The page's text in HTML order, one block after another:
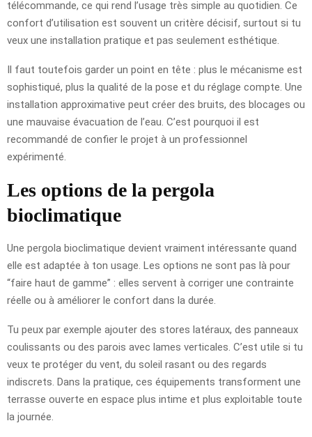
télécommande, ce qui rend l’usage très simple au quotidien. Ce
confort d’utilisation est souvent un critère décisif, surtout si tu
veux une installation pratique et pas seulement esthétique.
Il faut toutefois garder un point en tête : plus le mécanisme est
sophistiqué, plus la qualité de la pose et du réglage compte. Une
installation approximative peut créer des bruits, des blocages ou
une mauvaise évacuation de l’eau. C’est pourquoi il est
recommandé de confier le projet à un professionnel
expérimenté.
Les options de la pergola
bioclimatique
Une pergola bioclimatique devient vraiment intéressante quand
elle est adaptée à ton usage. Les options ne sont pas là pour
“faire haut de gamme” : elles servent à corriger une contrainte
réelle ou à améliorer le confort dans la durée.
Tu peux par exemple ajouter des stores latéraux, des panneaux
coulissants ou des parois avec lames verticales. C’est utile si tu
veux te protéger du vent, du soleil rasant ou des regards
indiscrets. Dans la pratique, ces équipements transforment une
terrasse ouverte en espace plus intime et plus exploitable toute
la journée.